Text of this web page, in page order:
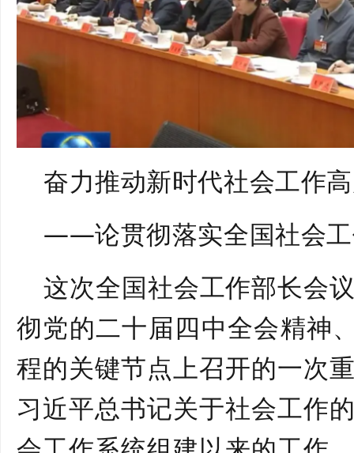
奋力推动新时代社会工作
——论贯彻落实全国社会
这次全国社会工作部长会
彻党的二十届四中全会精神
程的关键节点上召开的一次
习近平总书记关于社会工作